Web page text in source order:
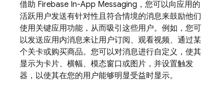
借助 Firebase In-App Messaging ，您可以向应用的
活跃用户发送有针对性且符合情境的消息来鼓励他们
使用关键应用功能，从而吸引这些用户。例如，您可
以发送应用内消息来让用户订阅、观看视频、通过某
个关卡或购买商品。您可以对消息进行自定义，使其
显示为卡片、横幅、模态窗口或图片，并设置触发
器，以使其在您的用户能够明显受益时显示。